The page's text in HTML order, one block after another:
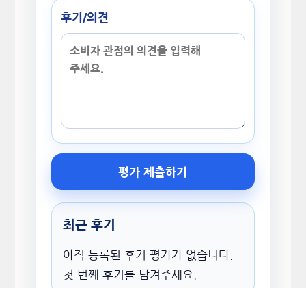
후기/의견
평가 제출하기
최근 후기
아직 등록된 후기 평가가 없습니다.
첫 번째 후기를 남겨주세요.